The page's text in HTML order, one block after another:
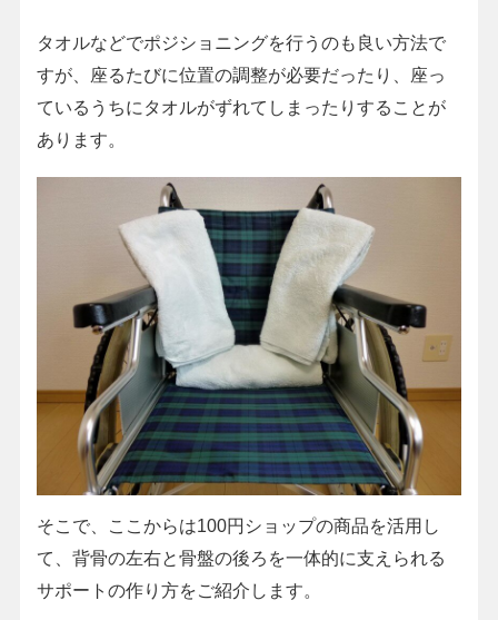
タオルなどでポジショニングを行うのも良い方法で
すが、座るたびに位置の調整が必要だったり、座っ
ているうちにタオルがずれてしまったりすることが
あります。
そこで、ここからは100円ショップの商品を活用し
て、背骨の左右と骨盤の後ろを一体的に支えられる
サポートの作り方をご紹介します。